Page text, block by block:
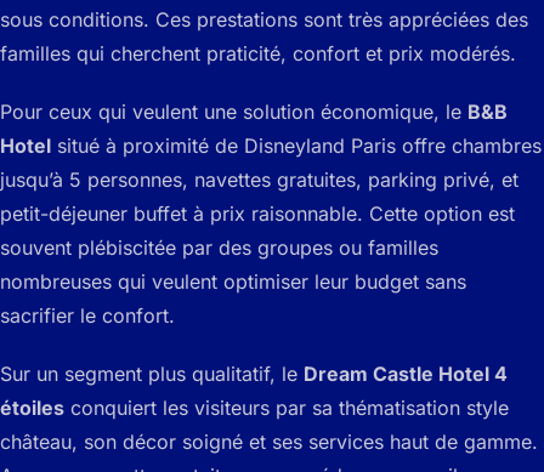
sous conditions. Ces prestations sont très appréciées des
familles qui cherchent praticité, confort et prix modérés.
Pour ceux qui veulent une solution économique, le B&B
Hotel situé à proximité de Disneyland Paris offre chambres
jusqu’à 5 personnes, navettes gratuites, parking privé, et
petit-déjeuner buffet à prix raisonnable. Cette option est
souvent plébiscitée par des groupes ou familles
nombreuses qui veulent optimiser leur budget sans
sacrifier le confort.
Sur un segment plus qualitatif, le Dream Castle Hotel 4
étoiles conquiert les visiteurs par sa thématisation style
château, son décor soigné et ses services haut de gamme.